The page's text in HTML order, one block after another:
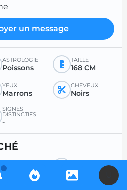
un message
ASTROLOGIE
Poissons
TAILLE
168 CM
YEUX
Marrons
CHEVEUX
Noirs
SIGNES
DISTINCTIFS
-
POUR
Sexe
ÂGE SOUHAITÉ